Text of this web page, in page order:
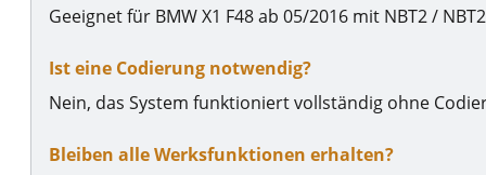
Geeignet für BMW X1 F48 ab 05/2016 mit NBT2 /
Ist eine Codierung notwendig?
Nein, das System funktioniert vollständig ohne
Bleiben alle Werksfunktionen erhalten?